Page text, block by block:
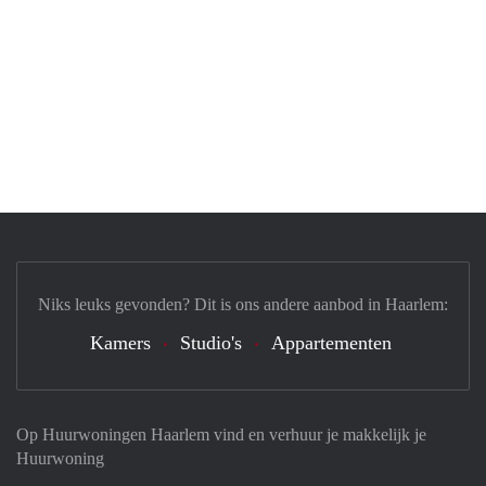
Op Huurwoningen Haarlem vind en verhuur je makkelijk je
Huurwoning
Niks leuks gevonden? Dit is ons andere aanbod in Haarlem:
Kamers Studio's Appartementen